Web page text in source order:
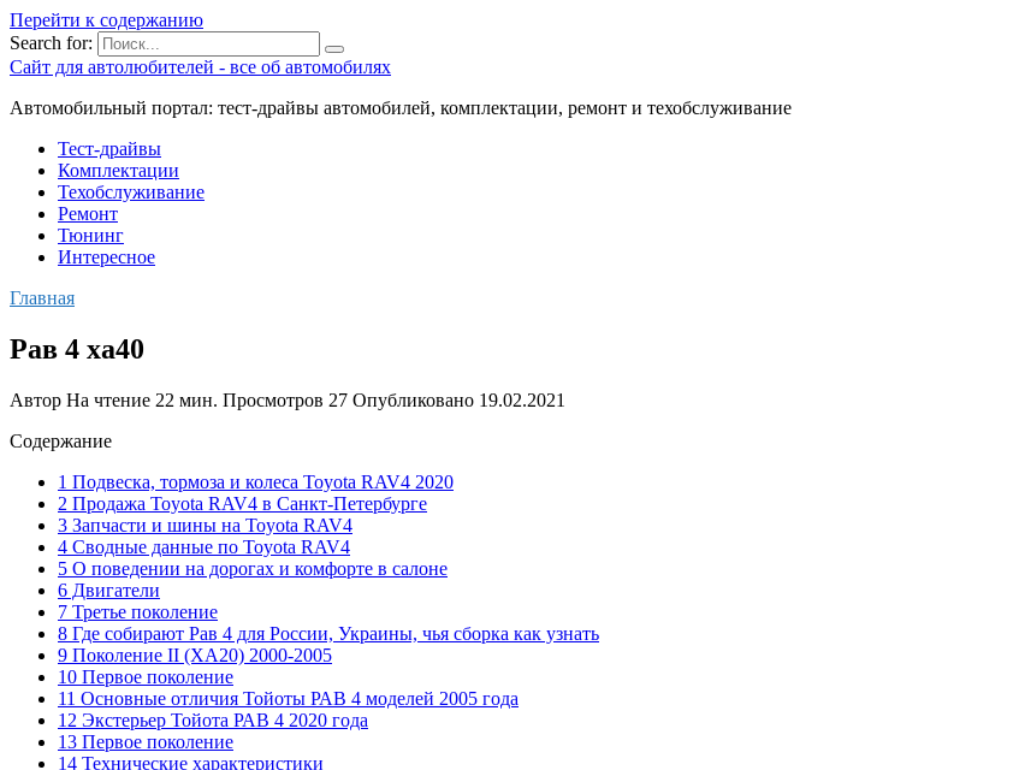
Перейти к содержанию
Search for:
Сайт для автолюбителей - все об автомобилях
Автомобильный портал: тест-драйвы автомобилей, комплектации, ремонт и техобслуживание
Тест-драйвы
Комплектации
Техобслуживание
Ремонт
Тюнинг
Интересное
Главная
Рав 4 xa40
Автор На чтение 22 мин. Просмотров 27 Опубликовано 19.02.2021
Содержание
1 Подвеска, тормоза и колеса Toyota RAV4 2020
2 Продажа Toyota RAV4 в Санкт-Петербурге
3 Запчасти и шины на Toyota RAV4
4 Сводные данные по Toyota RAV4
5 О поведении на дорогах и комфорте в салоне
6 Двигатели
7 Третье поколение
8 Где собирают Рав 4 для России, Украины, чья сборка как узнать
9 Поколение II (XA20) 2000-2005
10 Первое поколение
11 Основные отличия Тойоты РАВ 4 моделей 2005 года
12 Экстерьер Тойота РАВ 4 2020 года
13 Первое поколение
14 Технические характеристики